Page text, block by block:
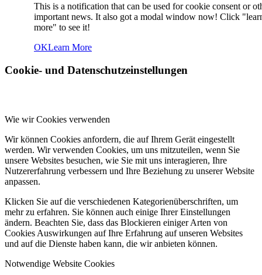
This is a notification that can be used for cookie consent or
important news. It also got a modal window now! Click
more" to see it!
OKLearn More
Cookie- und Datenschutzeinstellungen
Wie wir Cookies verwenden
Wir können Cookies anfordern, die auf Ihrem Gerät eingestellt
werden. Wir verwenden Cookies, um uns mitzuteilen, wenn Sie
unsere Websites besuchen, wie Sie mit uns interagieren, Ihre
Nutzererfahrung verbessern und Ihre Beziehung zu unserer Website
anpassen.
Klicken Sie auf die verschiedenen Kategorienüberschriften, um
mehr zu erfahren. Sie können auch einige Ihrer Einstellungen
ändern. Beachten Sie, dass das Blockieren einiger Arten von
Cookies Auswirkungen auf Ihre Erfahrung auf unseren Websites
und auf die Dienste haben kann, die wir anbieten können.
Notwendige Website Cookies